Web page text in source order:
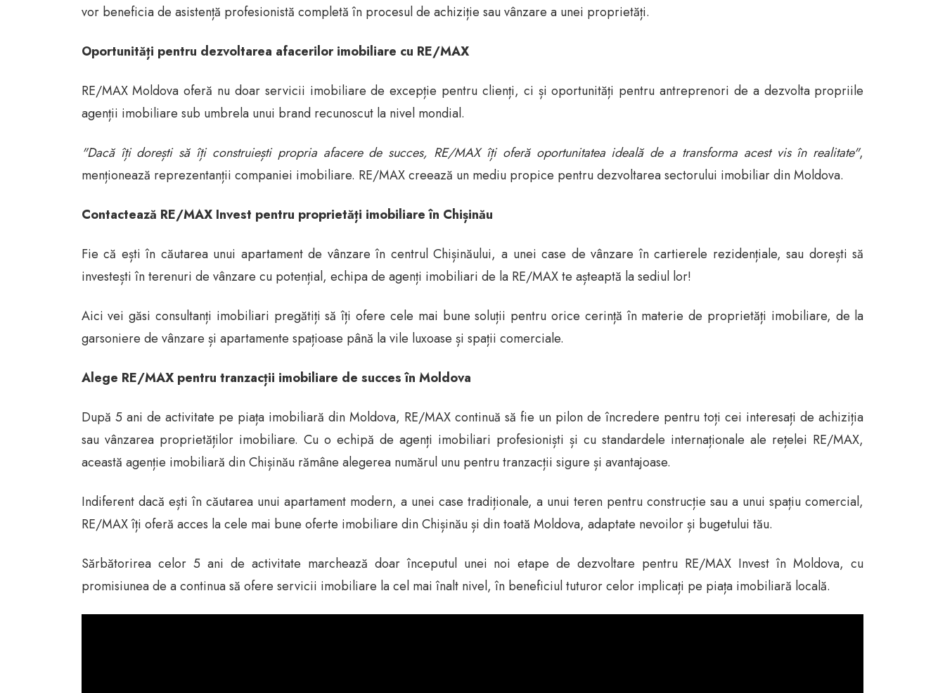
vor beneficia de asistență profesionistă completă în procesul de achiziție sau vânzare a unei proprietăți.
Oportunități pentru dezvoltarea afacerilor imobiliare cu RE/MAX
RE/MAX Moldova oferă nu doar servicii imobiliare de excepție pentru clienți, ci și oportunități pentru antreprenori de a dezvolta propriile
agenții imobiliare sub umbrela unui brand recunoscut la nivel mondial.
"Dacă îți dorești să îți construiești propria afacere de succes, RE/MAX îți oferă oportunitatea ideală de a transforma acest vis în realitate",
menționează reprezentanții companiei imobiliare. RE/MAX creează un mediu propice pentru dezvoltarea sectorului imobiliar din Moldova.
Contactează RE/MAX Invest pentru proprietăți imobiliare în Chișinău
Fie că ești în căutarea unui apartament de vânzare în centrul Chișinăului, a unei case de vânzare în cartierele rezidențiale, sau dorești să
investești în terenuri de vânzare cu potențial, echipa de agenți imobiliari de la RE/MAX te așteaptă la sediul lor!
Aici vei găsi consultanți imobiliari pregătiți să îți ofere cele mai bune soluții pentru orice cerință în materie de proprietăți imobiliare, de la
garsoniere de vânzare și apartamente spațioase până la vile luxoase și spații comerciale.
Alege RE/MAX pentru tranzacții imobiliare de succes în Moldova
După 5 ani de activitate pe piața imobiliară din Moldova, RE/MAX continuă să fie un pilon de încredere pentru toți cei interesați de achiziția
sau vânzarea proprietăților imobiliare. Cu o echipă de agenți imobiliari profesioniști și cu standardele internaționale ale rețelei RE/MAX,
această agenție imobiliară din Chișinău rămâne alegerea numărul unu pentru tranzacții sigure și avantajoase.
Indiferent dacă ești în căutarea unui apartament modern, a unei case tradiționale, a unui teren pentru construcție sau a unui spațiu comercial,
RE/MAX îți oferă acces la cele mai bune oferte imobiliare din Chișinău și din toată Moldova, adaptate nevoilor și bugetului tău.
Sărbătorirea celor 5 ani de activitate marchează doar începutul unei noi etape de dezvoltare pentru RE/MAX Invest în Moldova, cu
promisiunea de a continua să ofere servicii imobiliare la cel mai înalt nivel, în beneficiul tuturor celor implicați pe piața imobiliară locală.